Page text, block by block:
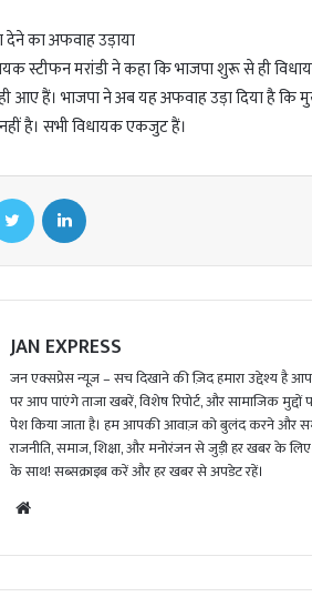
देने का अफवाह उड़ाया
स्टीफन मरांडी ने कहा कि भाजपा शुरू से ही
आए हैं। भाजपा ने अब यह अफवाह उड़ा दिया है कि
है। सभी विधायक एकजुट हैं।
JAN EXPRESS
जन एक्सप्रेस न्यूज़ – सच दिखाने की ज़िद हमारा उद्देश्य है
पर आप पाएंगे ताजा खबरें, विशेष रिपोर्ट, और सामाजिक मुद्दों
पेश किया जाता है। हम आपकी आवाज़ को बुलंद करने और
राजनीति, समाज, शिक्षा, और मनोरंजन से जुड़ी हर खबर के
के साथ! सब्सक्राइब करें और हर खबर से अपडेट रहें।
te